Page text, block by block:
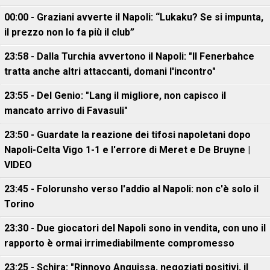
00:00 - Graziani avverte il Napoli: “Lukaku? Se si impunta,
il prezzo non lo fa più il club”
23:58 - Dalla Turchia avvertono il Napoli: "Il Fenerbahce
tratta anche altri attaccanti, domani l'incontro"
23:55 - Del Genio: "Lang il migliore, non capisco il
mancato arrivo di Favasuli"
23:50 - Guardate la reazione dei tifosi napoletani dopo
Napoli-Celta Vigo 1-1 e l'errore di Meret e De Bruyne |
VIDEO
23:45 - Folorunsho verso l'addio al Napoli: non c'è solo il
Torino
23:30 - Due giocatori del Napoli sono in vendita, con uno il
rapporto è ormai irrimediabilmente compromesso
23:25 - Schira: "Rinnovo Anguissa, negoziati positivi, il